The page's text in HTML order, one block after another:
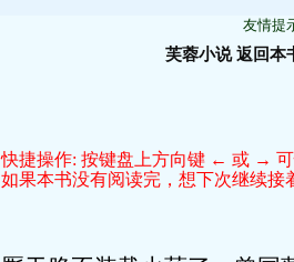
友情提
芙蓉小说 返回本
快捷操作: 按键盘上方向键 ← 或 → 可
如果本书没有阅读完，想下次继续接